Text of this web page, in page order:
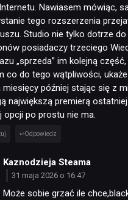
Nawiasem mówiąc,
tego rozszerzenia
Studio nie tylko dotrze do
posiadaczy trzeciego
„sprzeda” im kolejną
co do tego wątpliwości,
miesięcy później stając się z
największą premierą
opcji po prostu nie ma.
Odpowiedz
Kaznodzieja Steama
31 maja 2026 o 16:47
Może sobie grzać ile